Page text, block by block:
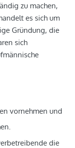
zu machen,
es sich um
Gründung, die
sich
vornehmen und
die